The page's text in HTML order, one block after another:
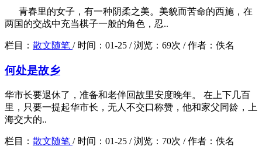
青春里的女子，有一种阴柔之美。美貌而苦命的西施，在
两国的交战中充当棋子一般的角色，忍..
栏目： 散文随笔 / 时间： 01-25 /浏览： 69次 /作者： 佚名
何处是故乡
华市长要退休了，准备和老伴回故里安度晚年。 在上下几百
里，只要一提起华市长，无人不交口称赞，他和家父同龄，上
海交大的..
栏目： 散文随笔 / 时间： 01-25 /浏览： 70次 /作者： 佚名